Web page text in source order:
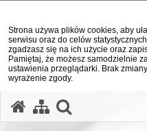
Strona używa plików cookies, aby
serwisu oraz do celów
zgadzasz się na ich użycie oraz
Pamiętaj, że możesz samodzielnie
ustawienia przeglądarki. Brak
wyrażenie zgody.